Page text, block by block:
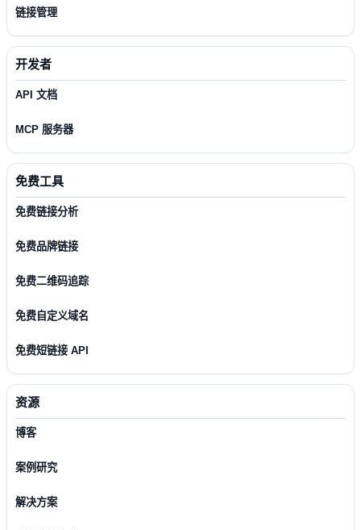
链接管理
开发者
API 文档
MCP 服务器
免费工具
免费链接分析
免费品牌链接
免费二维码追踪
免费自定义域名
免费短链接 API
资源
博客
案例研究
解决方案